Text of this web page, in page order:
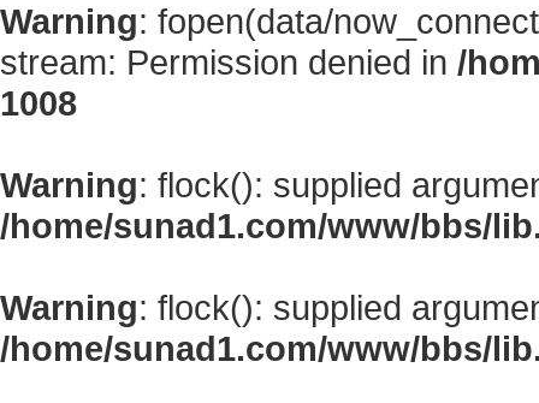
Warning: fopen(data/
stream: Permission denied in /
1008
Warning: flock(): supplied
/home/sunad1.com/www/bbs/
Warning: flock(): supplied
/home/sunad1.com/www/bbs/